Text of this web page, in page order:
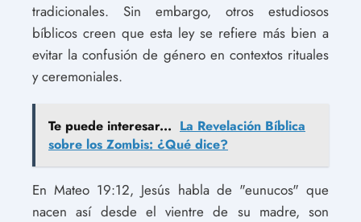
tradicionales. Sin embargo, otros estudiosos
bíblicos creen que esta ley se refiere más bien a
evitar la confusión de género en contextos rituales
y ceremoniales.
Te puede interesar... La Revelación Bíblica
sobre los Zombis: ¿Qué dice?
En Mateo 19:12, Jesús habla de "eunucos" que
nacen así desde el vientre de su madre, son